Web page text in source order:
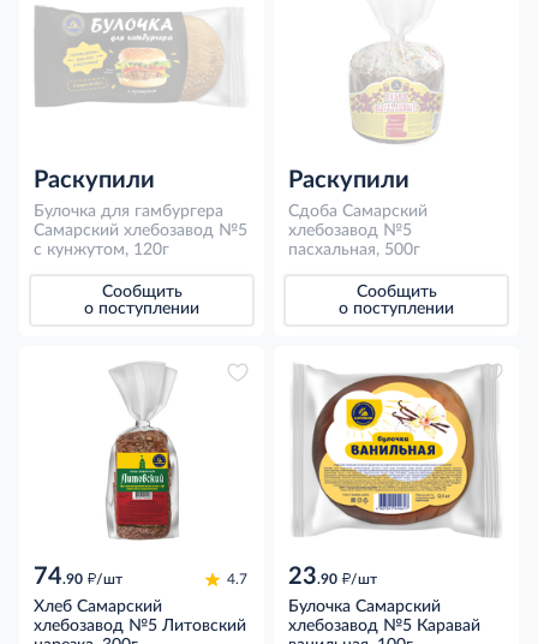
Раскупили
Булочка для гамбургера
Самарский хлебозавод №5
с кунжутом, 120г
Сообщить
о поступлении
Раскупили
Сдоба Самарский
хлебозавод №5
пасхальная, 500г
Сообщить
о поступлении
74.90 д/шт 4.7
Хлеб Самарский
хлебозавод №5 Литовский
23.90 д/шт
Булочка Самарский
хлебозавод №5 Каравай